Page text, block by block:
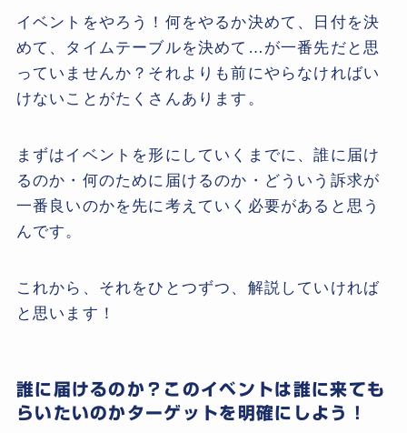
イベントをやろう！何をやるか決めて、日付を決
めて、タイムテーブルを決めて…が一番先だと思
っていませんか？それよりも前にやらなければい
けないことがたくさんあります。
まずはイベントを形にしていくまでに、誰に届け
るのか・何のために届けるのか・どういう訴求が
一番良いのかを先に考えていく必要があると思う
んです。
これから、それをひとつずつ、解説していければ
と思います！
誰に届けるのか？このイベントは誰に来ても
らいたいのかターゲットを明確にしよう！